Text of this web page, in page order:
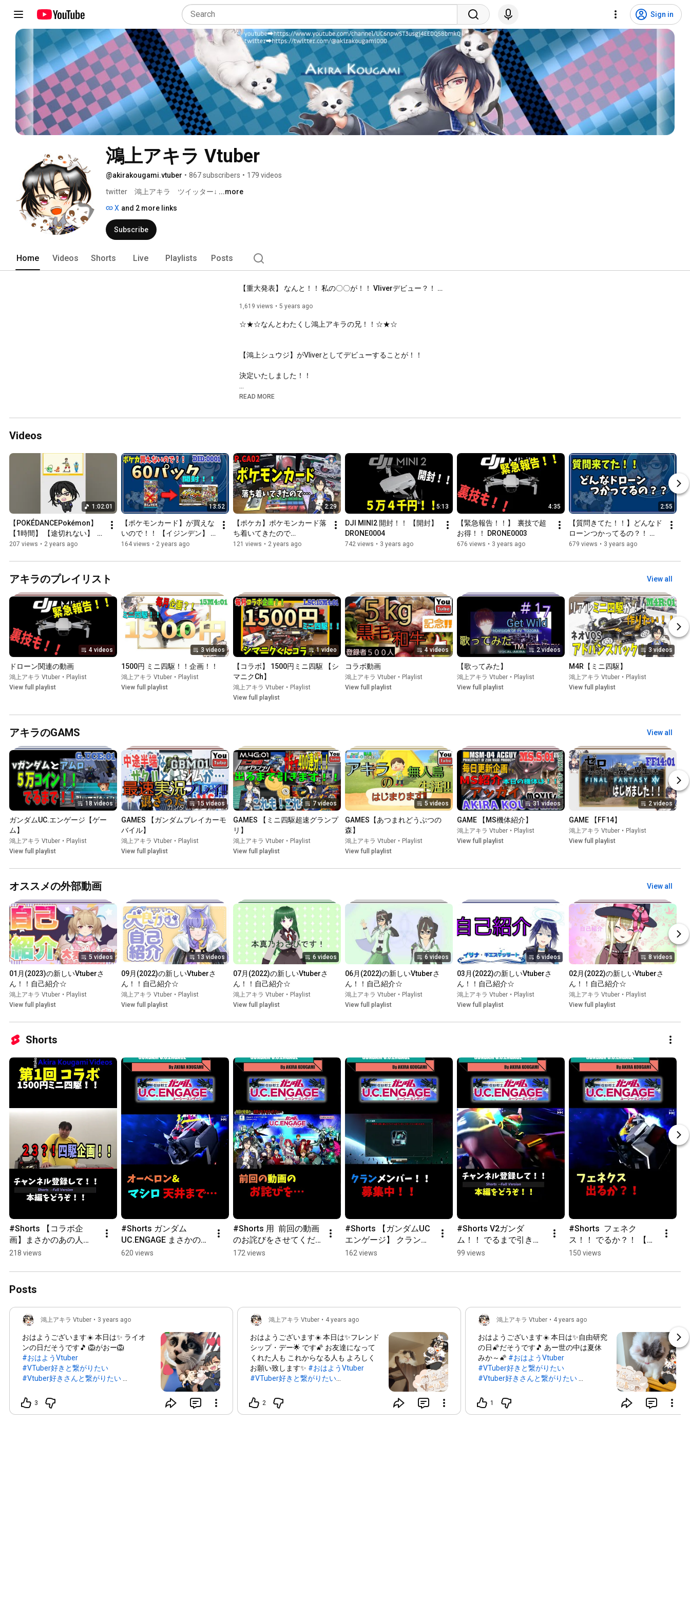
Sign in
鴻上アキラ Vtuber
@akirakougami.vtuber • 867 subscribers • 179 videos
twitter　鴻上アキラ　ツイッター↓ ...more
X and 2 more links
Subscribe
Home Videos Shorts Live Playlists Posts
【重大発表】 なんと！！ 私の〇〇が！！ Vliverデビュー？！ 【Vliver】
1,619 views 5 years ago
☆★☆なんとわたくし鴻上アキラの兄！！☆★☆
【鴻上シュウジ】がVliverとしてデビューすることが！！
決定いたしました！！
☆*:;;;;;;:*☆*:;;;;;;:*☆*:;;;;;;:*☆*:;;;;;;:*☆
こんにちは☆
鴻上シュウジです☆
これからVLiverとして頑張っていきたいと思います。
配信は17Liveを中心に活動したいと思います。
これからも楽しんで頂ければ幸いです☆
こういうの紹介してほしい！！
などご要望ありましたら
是非コメント欄、TwitterDM等でお知らせください。
☆*:;;;;;;:*☆*:;;;;;;:*☆*:;;;;;;:*☆*:;;;;;;:*☆
https://17appv2.onelink.me/D7OH?pid=I...
↓鴻上アキラ Youtubeチャンネル
↓鴻上アキラ Youtubeチャンネル
https://www.youtube.com/channel/UC6np...
https://twitter.com/@akirakougami000
Mail
akirakougami0001@gmail.com
★※★　企業案件　コラボ　お問い合わせ　質問等　★※★
ご遠慮なくメール又はツイッターDMでどうぞ☆
☆*:;;;;;;:*☆*:;;;;;;:*☆*:;;;;;;:*☆*:;;;;;;:*☆
↓タクティクスオウガ実況動画
ゼロから始めるチート生活　チート実況？！ コード解析して
https://youtu.be/f6f1I2NpH68
READ MORE
Videos
1:02:01
【POKÉDANCEPokémon】
【1時間】 【途切れない】
【耐久】 【踊ってみた】 Day
ケモンたちが踊り出す
“POKÉDANCE”  【MV】 【ポ
ケダンス】
207 views • 2 years ago
13:52
【ポケモンカード】が買えな
いので！！ 【イジンデン】
買ってみました！！ 60パッ
ジンデン
164 views • 2 years ago
2:29
【ポケカ】ポケモンカード落
ち着いてきたので…
121 views • 2 years ago
5:13
DJI MINI2 開封！！ 【開封】
DRONE0004
742 views • 3 years ago
4:35
【緊急報告！！】  裏技で超
お得！！ DRONE0003
676 views • 3 years ago
2:55
【質問きてた！！】どんなド
ローンつかってるの？！
DRONE0002
679 views • 3 years ago
アキラのプレイリスト View all
4 videos
ドローン関連の動画
鴻上アキラ Vtuber • Playlist
View full playlist
3 videos
1500円 ミニ四駆！！企画！！
鴻上アキラ Vtuber • Playlist
View full playlist
1 video
【コラボ】 1500円ミニ四駆 【シ
マニクCh】
鴻上アキラ Vtuber • Playlist
View full playlist
4 videos
コラボ動画
鴻上アキラ Vtuber • Playlist
View full playlist
2 videos
【歌ってみた】
鴻上アキラ Vtuber • Playlist
View full playlist
3 videos
M4R【ミニ四駆】
鴻上アキラ Vtuber • Playlist
View full playlist
アキラのGAMS View all
18 videos
ガンダムUC.エンゲージ【ゲー
ム】
鴻上アキラ Vtuber • Playlist
View full playlist
15 videos
GAMES 【ガンダムブレイカーモ
バイル】
鴻上アキラ Vtuber • Playlist
View full playlist
7 videos
GAMES 【ミニ四駆超速グランプ
リ】
鴻上アキラ Vtuber • Playlist
View full playlist
5 videos
GAMES【あつまれどうぶつの
森】
鴻上アキラ Vtuber • Playlist
View full playlist
31 videos
GAME 【MS機体紹介】
鴻上アキラ Vtuber • Playlist
View full playlist
2 videos
GAME 【FF14】
鴻上アキラ Vtuber • Playlist
View full playlist
オススメの外部動画 View all
5 videos
01月(2023)の新しいVtuberさ
ん！！自己紹介☆
鴻上アキラ Vtuber • Playlist
View full playlist
13 videos
09月(2022)の新しいVtuberさ
ん！！自己紹介☆
鴻上アキラ Vtuber • Playlist
View full playlist
6 videos
07月(2022)の新しいVtuberさ
ん！！自己紹介☆
鴻上アキラ Vtuber • Playlist
View full playlist
6 videos
06月(2022)の新しいVtuberさ
ん！！自己紹介☆
鴻上アキラ Vtuber • Playlist
View full playlist
6 videos
03月(2022)の新しいVtuberさ
ん！！自己紹介☆
鴻上アキラ Vtuber • Playlist
View full playlist
8 videos
02月(2022)の新しいVtuberさ
ん！！自己紹介☆
鴻上アキラ Vtuber • Playlist
View full playlist
Shorts
#Shorts 【コラボ企
画】まさかのあの人
と？！1500円ミニ四駆
【ミニ四駆】 【1500円
ミニ四駆】
218 views
#Shorts ガンダム
UC.ENGAGE まさかの天
井？！ オーベロン マシ
す！！  GUCE0024 【ガ
況UCエンゲージ】
620 views
#Shorts 用  前回の動画
のお詫びをさせてくだ
さい… ズゴックも引き
ダムUCE】
ンダムUCエンゲージ】
172 views
#Shorts 【ガンダムUC
エンゲージ】 クランメ
ンバー大募集！！ チケ
ダイヤ！！ GUCE0022
況UCエンゲージ】
162 views
#Shorts V2ガンダ
ム！！ でるまで引きま
す！！ 18万ダイヤ！！
UCエンゲージ】 【ガン
況UCエンゲージ】
99 views
#Shorts  フェネク
ス！！ でるか？！ 【ガ
ンダムUCエンゲージ】
UCE】 【U.C.ENGAGE】
150 views
Posts
鴻上アキラ Vtuber • 3 years ago
おはようございます☀️ 本日は✨ ライオ
ンの日だそうです🎵 🦁がおー🦁
#おはようVtuber
#VTuber好きと繋がりたい
#Vtuber好きさんと繋がりたい
#猫好きさんと繋がりたい
#犬好きさんと繋がりたい
3
鴻上アキラ Vtuber • 4 years ago
おはようございます☀️ 本日は✨フレンド
シップ・デー🌟 です🌠 お友達になって
くれた人も これからなる人も よろしく
お願い致します✨ #おはようVtuber
#VTuber好きと繋がりたい
#Vtuberさんと繋がりたい
#猫好きさんと繋がりたい
2
鴻上アキラ Vtuber • 4 years ago
おはようございます☀️ 本日は✨自由研究
の日🌠だそうです🎵 あー世の中は夏休
みか～🌠 #おはようVtuber
#VTuber好きと繋がりたい
#Vtuber好きさんと繋がりたい
#猫好きさんと繋がりたい
#犬好きさんと繋がりたい
1